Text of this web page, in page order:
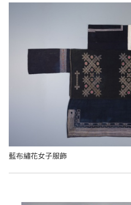
藍布繡花女子服飾